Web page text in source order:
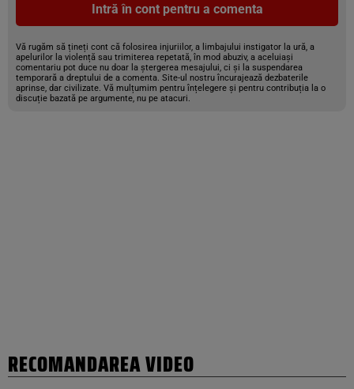
Intră în cont pentru a comenta
Vă rugăm să țineți cont că folosirea injuriilor, a limbajului instigator la ură, a
apelurilor la violență sau trimiterea repetată, în mod abuziv, a aceluiași
comentariu pot duce nu doar la ștergerea mesajului, ci și la suspendarea
temporară a dreptului de a comenta. Site-ul nostru încurajează dezbaterile
aprinse, dar civilizate. Vă mulțumim pentru înțelegere și pentru contribuția la o
discuție bazată pe argumente, nu pe atacuri.
RECOMANDAREA VIDEO